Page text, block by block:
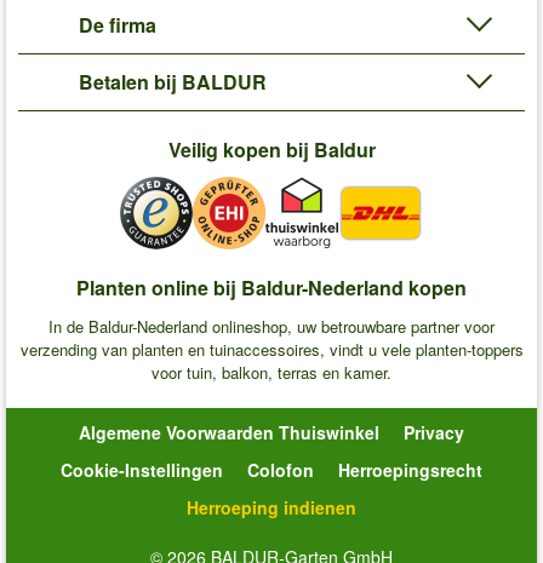
De firma
Betalen bij BALDUR
Veilig kopen bij Baldur
Planten online bij Baldur-Nederland kopen
In de Baldur-Nederland onlineshop, uw betrouwbare partner voor
verzending van planten en tuinaccessoires, vindt u vele planten-toppers
voor tuin, balkon, terras en kamer.
Algemene Voorwaarden Thuiswinkel
Privacy
Cookie-Instellingen
Colofon
Herroepingsrecht
Herroeping indienen
© 2026 BALDUR-Garten GmbH